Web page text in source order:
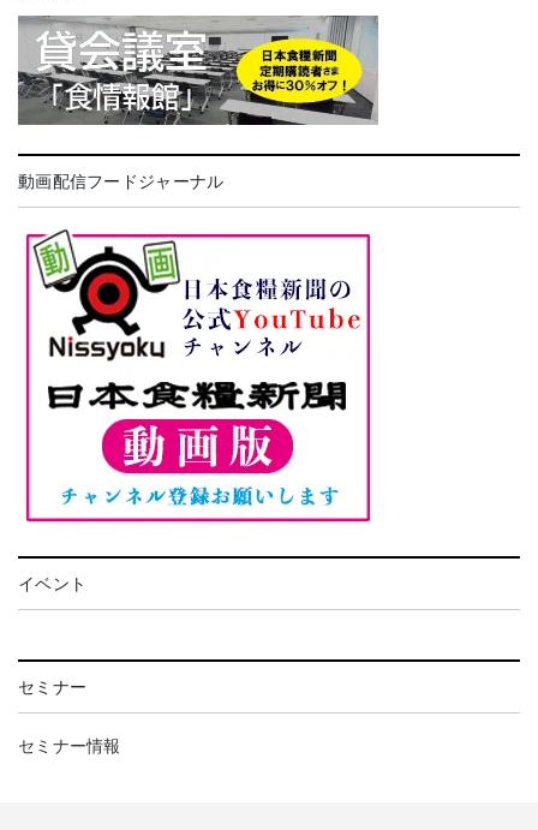
動画配信フードジャーナル
イベント
セミナー
セミナー情報